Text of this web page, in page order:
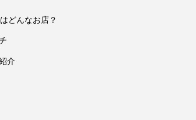
どんなお店？
介